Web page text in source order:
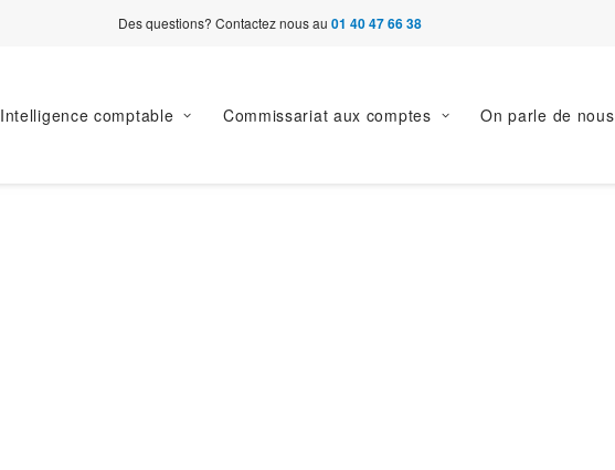
Des questions? Contactez nous au 01 40 47 66 38
Intelligence comptable Commissariat aux comptes On parle de nous